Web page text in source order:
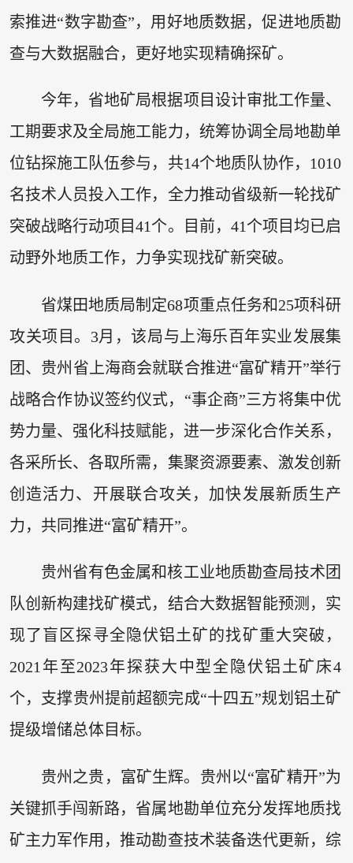
索推进“数字勘查”，用好地质数据，促进地质勘
查与大数据融合，更好地实现精确探矿。
今年，省地矿局根据项目设计审批工作量、
工期要求及全局施工能力，统筹协调全局地勘单
位钻探施工队伍参与，共14个地质队协作，1010
名技术人员投入工作，全力推动省级新一轮找矿
突破战略行动项目41个。目前，41个项目均已启
动野外地质工作，力争实现找矿新突破。
省煤田地质局制定68项重点任务和25项科研
攻关项目。3月，该局与上海乐百年实业发展集
团、贵州省上海商会就联合推进“富矿精开”举行
战略合作协议签约仪式，“事企商”三方将集中优
势力量、强化科技赋能，进一步深化合作关系，
各采所长、各取所需，集聚资源要素、激发创新
创造活力、开展联合攻关，加快发展新质生产
力，共同推进“富矿精开”。
贵州省有色金属和核工业地质勘查局技术团
队创新构建找矿模式，结合大数据智能预测，实
现了盲区探寻全隐伏铝土矿的找矿重大突破，
2021年至2023年探获大中型全隐伏铝土矿床4
个，支撑贵州提前超额完成“十四五”规划铝土矿
提级增储总体目标。
贵州之贵，富矿生辉。贵州以“富矿精开”为
关键抓手闯新路，省属地勘单位充分发挥地质找
矿主力军作用，推动勘查技术装备迭代更新，综